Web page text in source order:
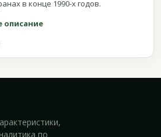
в конце 1990-х годов.
описание
по